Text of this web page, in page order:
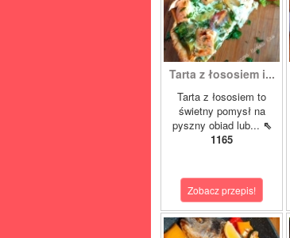
Tarta z łososiem i...
Tarta z łososiem to
świetny pomysł na
pyszny obiad lub... ⇖
1165
Zobacz przepis!